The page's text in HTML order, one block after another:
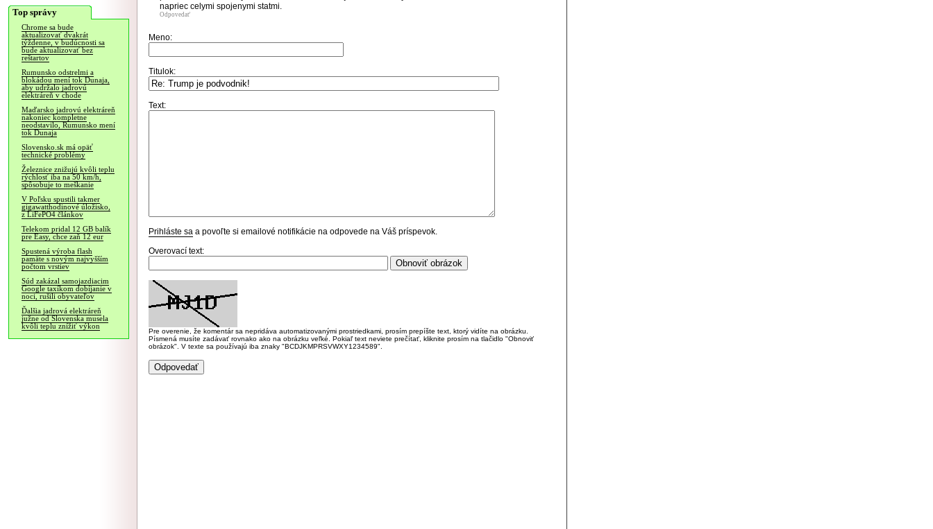
Top správy
Chrome sa bude
aktualizovať dvakrát
týždenne, v budúcnosti sa
bude aktualizovať bez
reštartov
Rumunsko odstrelmi a
blokádou mení tok Dunaja,
aby udržalo jadrovú
elektráreň v chode
Maďarsko jadrovú elektráreň
nakoniec kompletne
neodstavilo, Rumunsko mení
tok Dunaja
Slovensko.sk má opäť
technické problémy
Železnice znižujú kvôli teplu
rýchlosť iba na 50 km/h,
spôsobuje to meškanie
V Poľsku spustili takmer
gigawatthodinové úložisko,
z LiFePO4 článkov
Telekom pridal 12 GB balík
pre Easy, chce zaň 12 eur
Spustená výroba flash
pamäte s novým najvyšším
počtom vrstiev
Súd zakázal samojazdiacim
Google taxíkom dobíjanie v
noci, rušili obyvateľov
Ďalšia jadrová elektráreň
južne od Slovenska musela
kvôli teplu znížiť výkon
napriec celymi spojenymi statmi.
Odpovedať
Meno:
Titulok:
Text:
Prihláste sa a povoľte si emailové notifikácie na odpovede na Váš príspevok.
Overovací text:
Pre overenie, že komentár sa nepridáva automatizovanými prostriedkami, prosím prepíšte text, ktorý vidíte na obrázku.
Písmená musíte zadávať rovnako ako na obrázku veľké. Pokiaľ text neviete prečítať, kliknite prosím na tlačidlo "Obnoviť
obrázok". V texte sa používajú iba znaky "BCDJKMPRSVWXY1234589".